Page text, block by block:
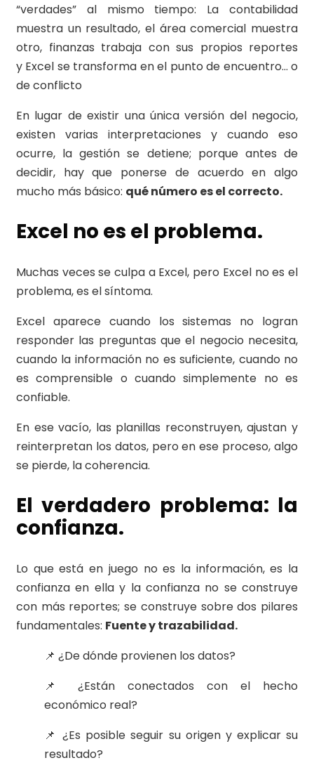
“verdades” al mismo tiempo: La contabilidad
muestra un resultado, el área comercial muestra
otro, finanzas trabaja con sus propios reportes
y Excel se transforma en el punto de encuentro… o
de conflicto
En lugar de existir una única versión del negocio,
existen varias interpretaciones y cuando eso
ocurre, la gestión se detiene; porque antes de
decidir, hay que ponerse de acuerdo en algo
mucho más básico: qué número es el correcto.
Excel no es el problema.
Muchas veces se culpa a Excel, pero Excel no es el
problema, es el síntoma.
Excel aparece cuando los sistemas no logran
responder las preguntas que el negocio necesita,
cuando la información no es suficiente, cuando no
es comprensible o cuando simplemente no es
confiable.
En ese vacío, las planillas reconstruyen, ajustan y
reinterpretan los datos, pero en ese proceso, algo
se pierde, la coherencia.
El verdadero problema: la
confianza.
Lo que está en juego no es la información, es la
confianza en ella y la confianza no se construye
con más reportes; se construye sobre dos pilares
fundamentales: Fuente y trazabilidad.
📌 ¿De dónde provienen los datos?
📌 ¿Están conectados con el hecho
económico real?
📌 ¿Es posible seguir su origen y explicar su
resultado?